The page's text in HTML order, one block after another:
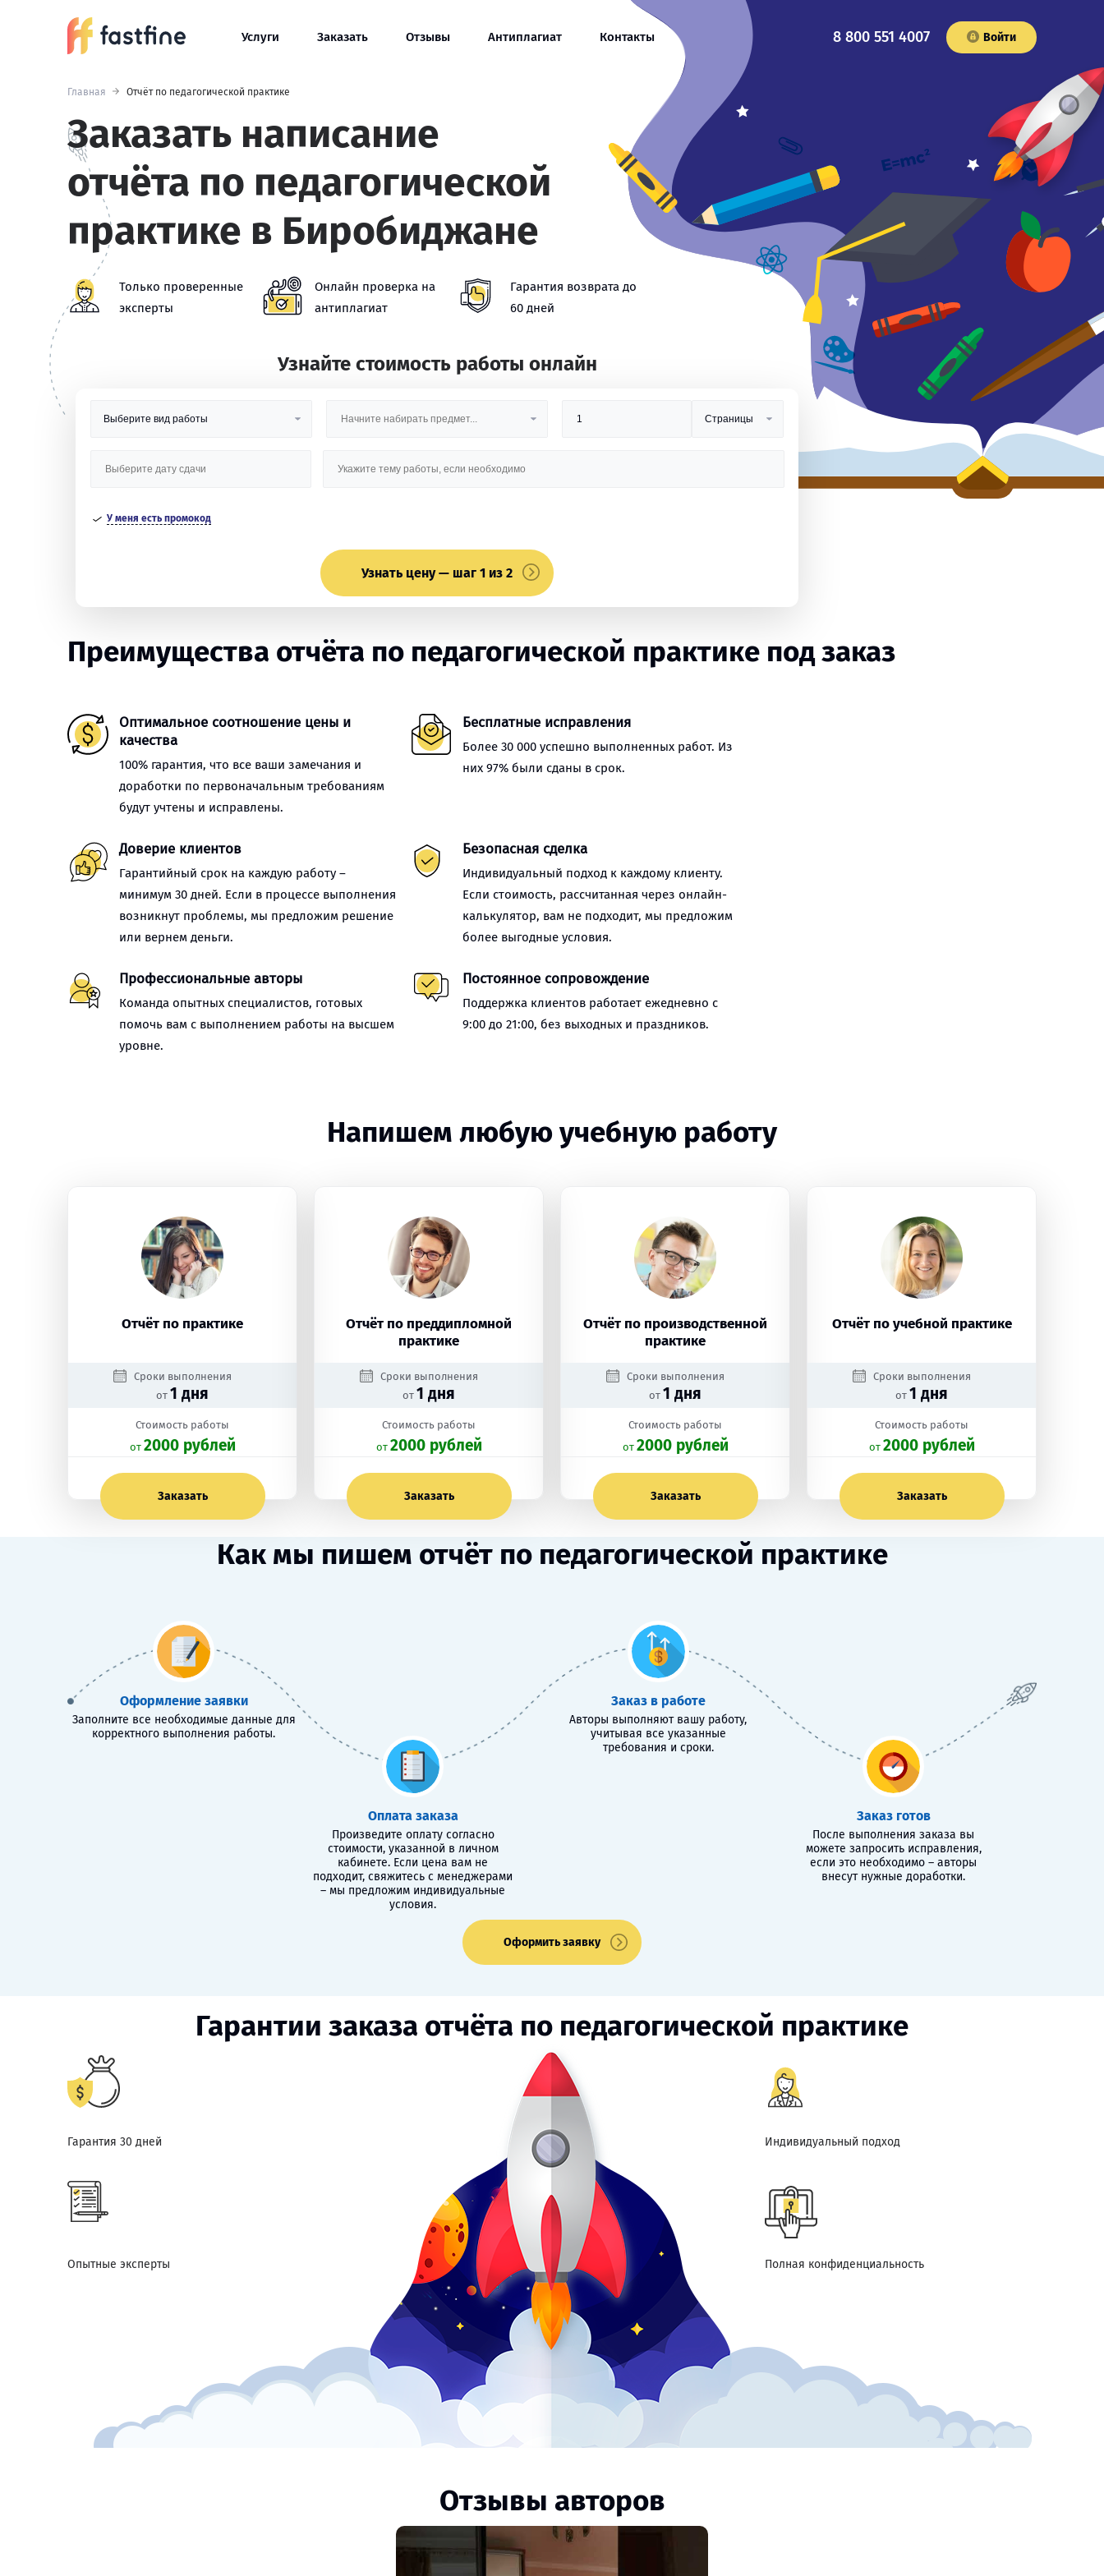
Услуги Заказать Отзывы Антиплагиат Контакты 8 800 551 4007 Войти
Главная Отчёт по педагогической практике
Заказать написание
отчёта по педагогической
практике в Биробиджане
Только проверенные
эксперты
Онлайн проверка на
антиплагиат
Гарантия возврата до
60 дней
Узнайте стоимость работы онлайн
У меня есть промокод
Узнать цену — шаг 1 из 2
Преимущества отчёта по педагогической практике под заказ
Оптимальное соотношение цены и
качества
100% гарантия, что все ваши замечания и
доработки по первоначальным требованиям
будут учтены и исправлены.
Бесплатные исправления
Более 30 000 успешно выполненных работ. Из
них 97% были сданы в срок.
Доверие клиентов
Гарантийный срок на каждую работу –
минимум 30 дней. Если в процессе выполнения
возникнут проблемы, мы предложим решение
или вернем деньги.
Безопасная сделка
Индивидуальный подход к каждому клиенту.
Если стоимость, рассчитанная через онлайн-
калькулятор, вам не подходит, мы предложим
более выгодные условия.
Профессиональные авторы
Команда опытных специалистов, готовых
помочь вам с выполнением работы на высшем
уровне.
Постоянное сопровождение
Поддержка клиентов работает ежедневно с
9:00 до 21:00, без выходных и праздников.
Напишем любую учебную работу
Отчёт по практике
Сроки выполнения
от 1 дня
Стоимость работы
oт 2000 рублей
Заказать
Отчёт по преддипломной
практике
Сроки выполнения
от 1 дня
Стоимость работы
oт 2000 рублей
Заказать
Отчёт по производственной
практике
Сроки выполнения
от 1 дня
Стоимость работы
oт 2000 рублей
Заказать
Отчёт по учебной практике
Сроки выполнения
от 1 дня
Стоимость работы
oт 2000 рублей
Заказать
Как мы пишем отчёт по педагогической практике
Оформление заявки
Заполните все необходимые данные для
корректного выполнения работы.
Оплата заказа
Произведите оплату согласно
стоимости, указанной в личном
кабинете. Если цена вам не
подходит, свяжитесь с менеджерами
– мы предложим индивидуальные
условия.
Заказ в работе
Авторы выполняют вашу работу,
учитывая все указанные
требования и сроки.
Заказ готов
После выполнения заказа вы
можете запросить исправления,
если это необходимо – авторы
внесут нужные доработки.
Оформить заявку
Гарантии заказа отчёта по педагогической практике
Гарантия 30 дней Индивидуальный подход
Опытные эксперты Полная конфиденциальность
Отзывы авторов